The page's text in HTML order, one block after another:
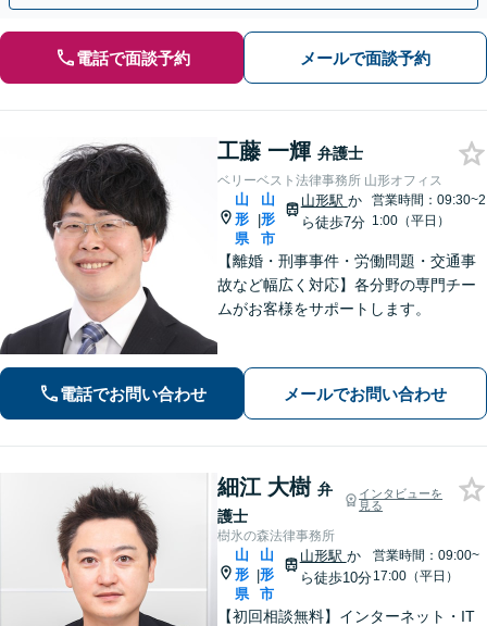
電話で面談予約 メールで面談予約
工藤 一輝 弁護士
ベリーベスト法律事務所 山形オフィス
山
形
県
|
山
形
市
山形駅 か
ら徒歩7分
営業時間：09:30~2
1:00（平日）
【離婚・刑事事件・労働問題・交通事
故など幅広く対応】各分野の専門チー
ムがお客様をサポートします。
電話でお問い合わせ メールでお問い合わせ
細江 大樹 弁
護士
インタビューを
見る
樹氷の森法律事務所
山
形
県
|
山
形
市
山形駅 か
ら徒歩10分
営業時間：09:00~
17:00（平日）
【初回相談無料】インターネット・IT